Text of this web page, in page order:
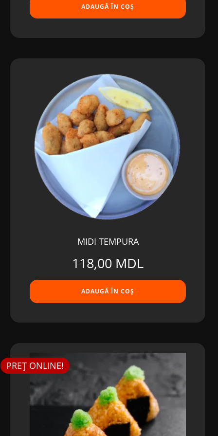
ADAUGĂ ÎN COȘ
MIDI TEMPURA
118,00 MDL
ADAUGĂ ÎN COȘ
PREȚ ONLINE!